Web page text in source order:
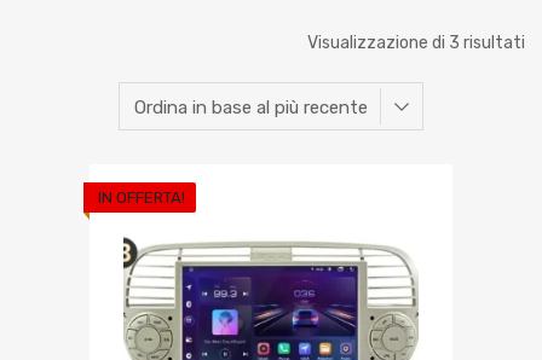
Visualizzazione di 3 risultati
IN OFFERTA!